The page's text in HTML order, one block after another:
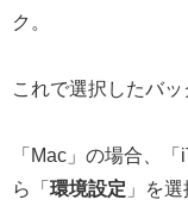
ク。
これで選択したバ
「Mac」の場合、
ら「 環境設定 」を